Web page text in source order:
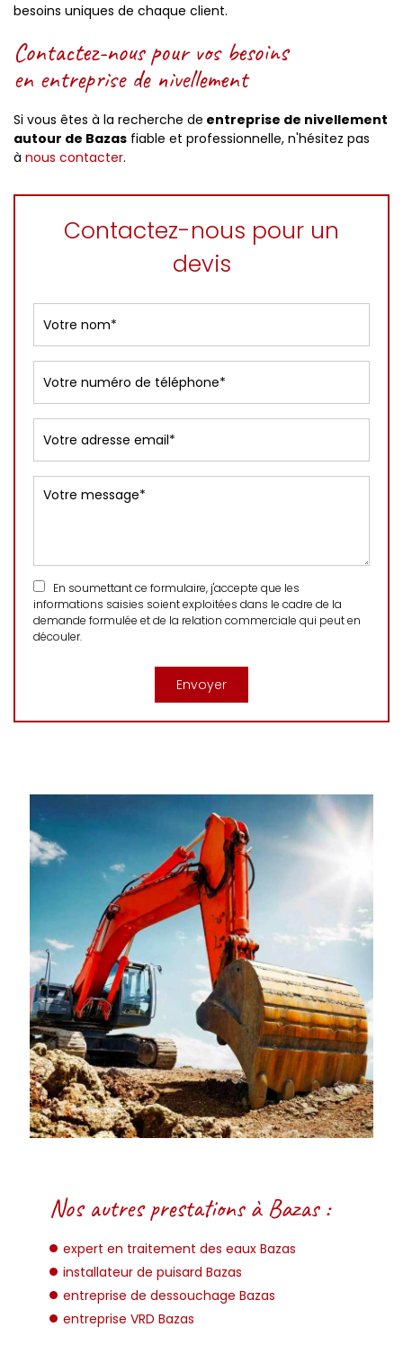
besoins uniques de chaque client.
Contactez-nous pour vos besoins
en entreprise de nivellement
Si vous êtes à la recherche de entreprise de nivellement
autour de Bazas fiable et professionnelle, n'hésitez pas
à nous contacter.
Contactez-nous pour un
devis
En soumettant ce formulaire, j'accepte que les
informations saisies soient exploitées dans le cadre de la
demande formulée et de la relation commerciale qui peut en
découler.
Nos autres prestations à Bazas :
expert en traitement des eaux Bazas
installateur de puisard Bazas
entreprise de dessouchage Bazas
entreprise VRD Bazas